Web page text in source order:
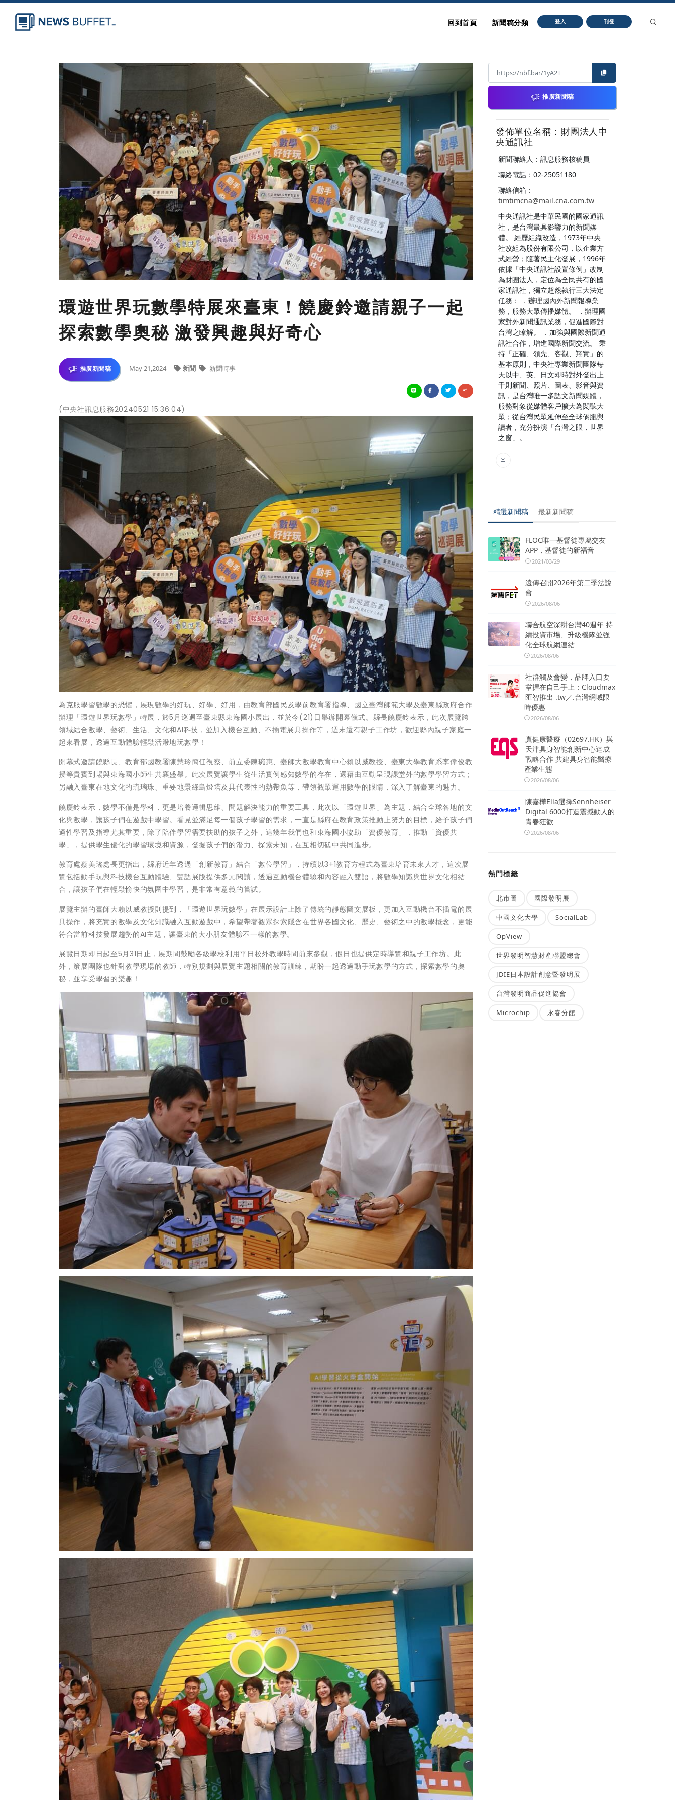
回到首頁 新聞稿分類 登入 刊登
環遊世界玩數學特展來臺東！饒慶鈴邀請親子一起
探索數學奧秘 激發興趣與好奇心
推廣新聞稿 May 21,2024 新聞 新聞時事
(中央社訊息服務20240521 15:36:04)
為克服學習數學的恐懼，展現數學的好玩、好學、好用，由教育部國民及學前教育署指導、國立臺灣師範大學及臺東縣政府合作
辦理「環遊世界玩數學」特展，於5月巡迴至臺東縣東海國小展出，並於今(21)日舉辦開幕儀式。縣長饒慶鈴表示，此次展覽跨
領域結合數學、藝術、生活、文化和AI科技，並加入機台互動、不插電展具操作等，週末還有親子工作坊，歡迎縣內親子家庭一
起來看展，透過互動體驗輕鬆活潑地玩數學！
開幕式邀請饒縣長、教育部國教署陳慧玲簡任視察、前立委陳琬惠、臺師大數學教育中心賴以威教授、臺東大學教育系李偉俊教
授等貴賓到場與東海國小師生共襄盛舉。此次展覽讓學生從生活實例感知數學的存在，還藉由互動呈現課堂外的數學學習方式；
另融入臺東在地文化的琉璃珠、重要地景綠島燈塔及具代表性的熱帶魚等，帶領觀眾運用數學的眼睛，深入了解臺東的魅力。
饒慶鈴表示，數學不僅是學科，更是培養邏輯思維、問題解決能力的重要工具，此次以「環遊世界」為主題，結合全球各地的文
化與數學，讓孩子們在遊戲中學習。看見並滿足每一個孩子學習的需求，一直是縣府在教育政策推動上努力的目標，給予孩子們
適性學習及指導尤其重要，除了陪伴學習需要扶助的孩子之外，這幾年我們也和東海國小協助「資優教育」，推動「資優共
學」，提供學生優化的學習環境和資源，發掘孩子們的潛力、探索未知，在互相切磋中共同進步。
教育處蔡美瑤處長更指出，縣府近年透過「創新教育」結合「數位學習」，持續以3+1教育方程式為臺東培育未來人才，這次展
覽包括動手玩與科技機台互動體驗、雙語展版提供多元閱讀，透過互動機台體驗和內容融入雙語，將數學知識與世界文化相結
合，讓孩子們在輕鬆愉快的氛圍中學習，是非常有意義的嘗試。
展覽主辦的臺師大賴以威教授則提到，「環遊世界玩數學」在展示設計上除了傳統的靜態圖文展板，更加入互動機台不插電的展
具操作，將充實的數學及文化知識融入互動遊戲中，希望帶著觀眾探索隱含在世界各國文化、歷史、藝術之中的數學概念，更能
符合當前科技發展趨勢的AI主題，讓臺東的大小朋友體驗不一樣的數學。
展覽日期即日起至5月31日止，展期間鼓勵各級學校利用平日校外教學時間前來參觀，假日也提供定時導覽和親子工作坊。此
外，策展團隊也針對教學現場的教師，特別規劃與展覽主題相關的教育訓練，期盼一起透過動手玩數學的方式，探索數學的奧
秘，並享受學習的樂趣！
推廣新聞稿
發佈單位名稱：財團法人中
央通訊社
新聞聯絡人：訊息服務核稿員
聯絡電話：02-25051180
聯絡信箱：
timtimcna@mail.cna.com.tw
中央通訊社是中華民國的國家通訊
社，是台灣最具影響力的新聞媒
體。 經歷組織改造，1973年中央
社改組為股份有限公司，以企業方
式經營；隨著民主化發展，1996年
依據「中央通訊社設置條例」改制
為財團法人，定位為全民共有的國
家通訊社，獨立超然執行三大法定
任務： ．辦理國內外新聞報導業
務，服務大眾傳播媒體。 ．辦理國
家對外新聞通訊業務，促進國際對
台灣之瞭解。 ．加強與國際新聞通
訊社合作，增進國際新聞交流。 秉
持「正確、領先、客觀、翔實」的
基本原則，中央社專業新聞團隊每
天以中、英、日文即時對外發出上
千則新聞、照片、圖表、影音與資
訊，是台灣唯一多語文新聞媒體，
服務對象從媒體客戶擴大為閱聽大
眾；從台灣民眾延伸至全球僑胞與
讀者，充分扮演「台灣之眼，世界
之窗」。
精選新聞稿 最新新聞稿
FLOC唯一基督徒專屬交友
APP，基督徒的新福音
2021/03/29
遠傳召開2026年第二季法說
會
2026/08/06
聯合航空深耕台灣40週年 持
續投資市場、升級機隊並強
化全球航網連結
2026/08/06
社群觸及會變，品牌入口要
掌握在自己手上：Cloudmax
匯智推出 .tw／.台灣網域限
時優惠
2026/08/06
真健康醫療（02697.HK）與
天津具身智能創新中心達成
戰略合作 共建具身智能醫療
產業生態
2026/08/06
陳嘉樺Ella選擇Sennheiser
Digital 6000打造震撼動人的
青春狂歡
2026/08/06
熱門標籤
北市圖 國際發明展
中國文化大學 SocialLab
OpView
世界發明智慧財產聯盟總會
JDIE日本設計創意暨發明展
台灣發明商品促進協會
Microchip 永春分館